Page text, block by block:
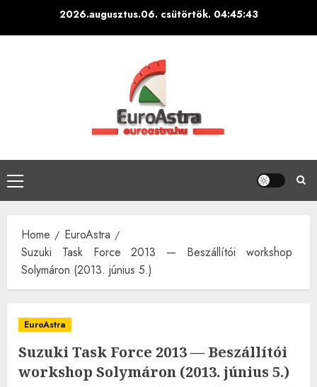
2026.augusztus.06. csütörtök. 04:45:44
Primary
Menu
Home
EuroAstra
Suzuki Task Force 2013 — Beszállítói workshop
Solymáron (2013. június 5.)
EuroAstra
Suzuki Task Force 2013 — Beszállítói
workshop Solymáron (2013. június 5.)